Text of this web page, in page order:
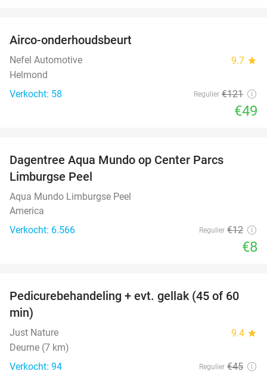
Airco-onderhoudsbeurt
Nefel Automotive 9.7 star
Helmond
Verkocht: 58
Regulier €121
€49
Dagentree Aqua Mundo op Center Parcs
Limburgse Peel
Aqua Mundo Limburgse Peel
America
Verkocht: 6.566
Regulier €12
€8
45%
Pedicurebehandeling + evt. gellak (45 of 60
min)
Just Nature 9.4 star
Deurne (7 km)
Verkocht: 94
Regulier €45